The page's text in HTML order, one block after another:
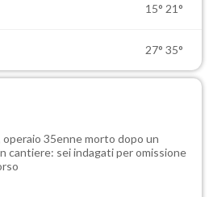
15° 21°
27° 35°
operaio 35enne morto dopo un
cantiere: sei indagati per omissione